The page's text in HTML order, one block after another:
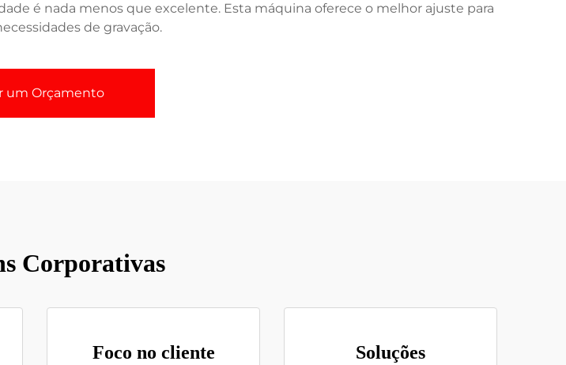
é nada menos que excelente. Esta máquina oferece o melhor ajuste para
de gravação.
um Orçamento
Corporativas
Foco no cliente
Soluções